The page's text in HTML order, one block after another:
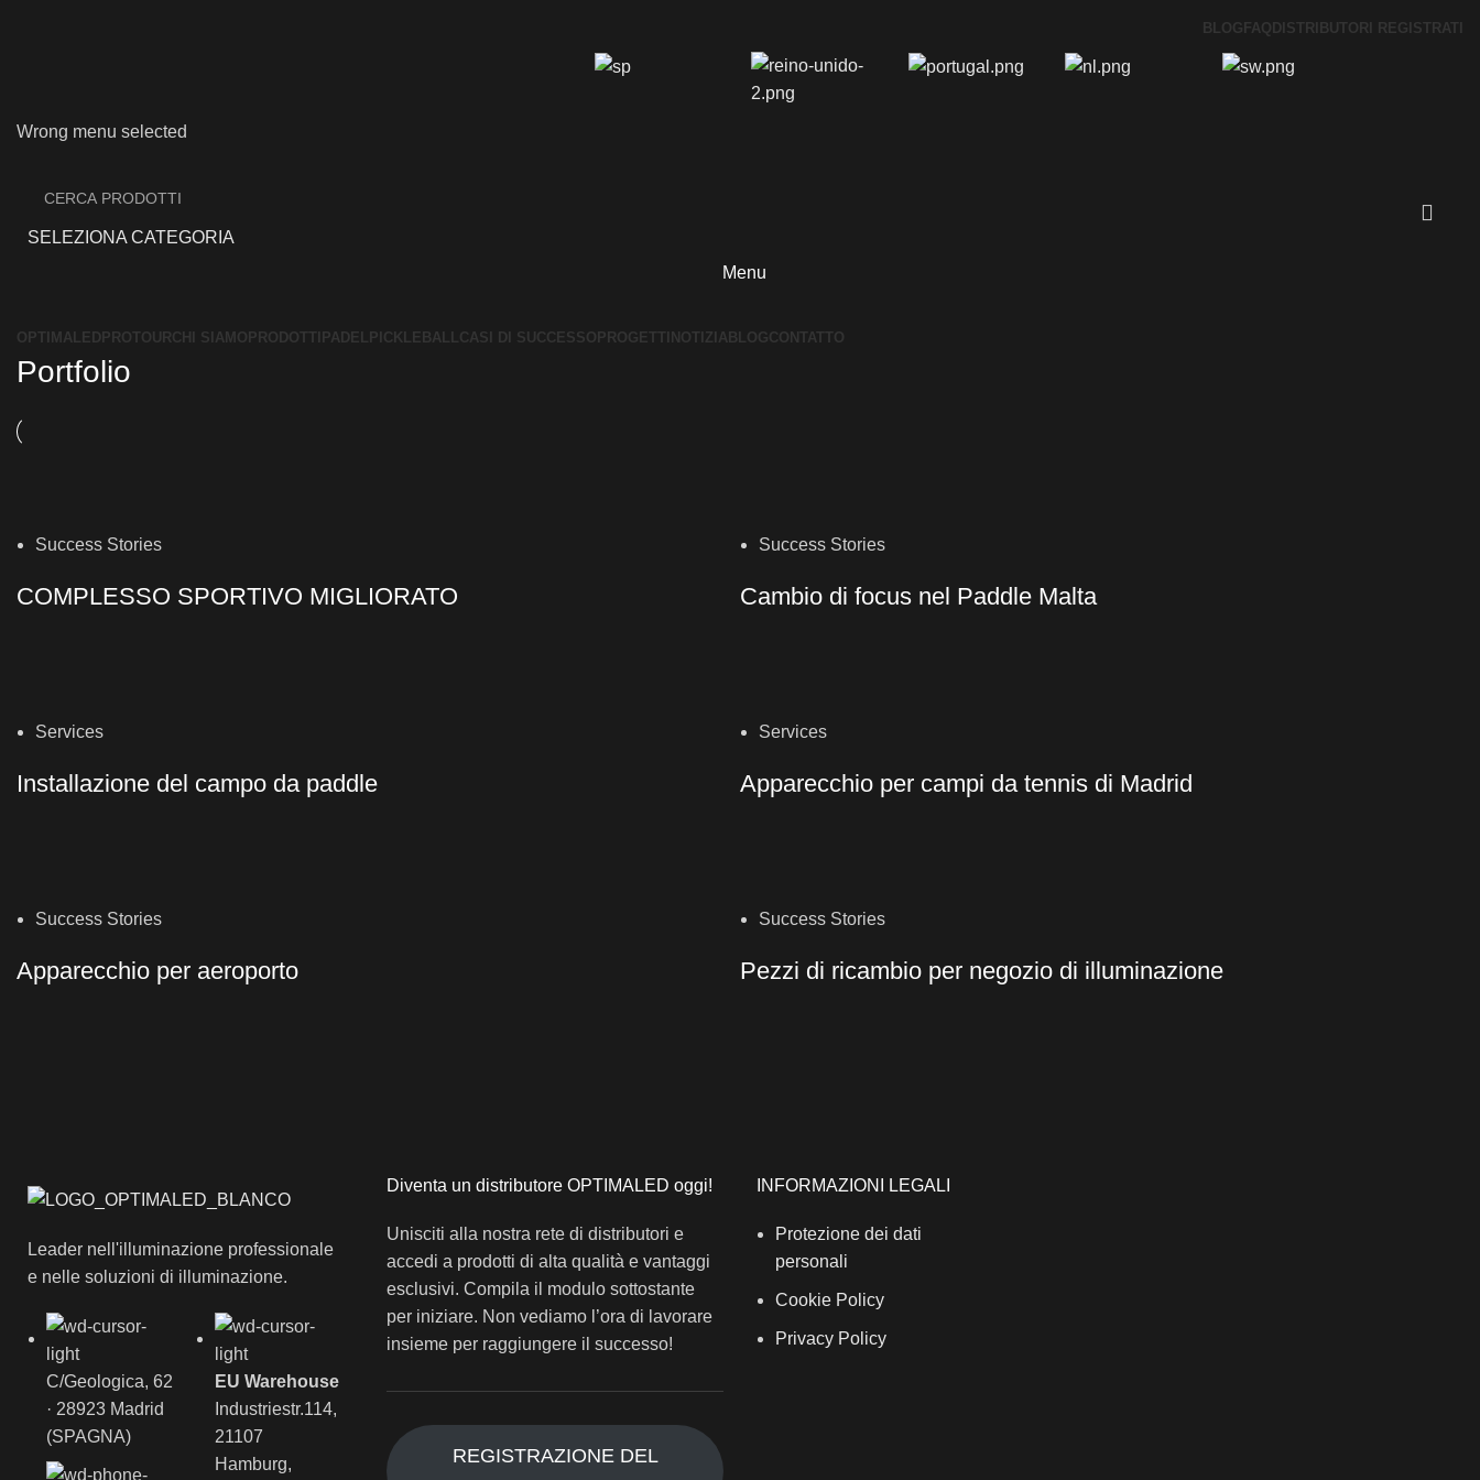
BLOG FAQ DISTRIBUTORI REGISTRATI
Wrong menu selected
SELEZIONA CATEGORIA
Menu
OPTIMALED PROTOUR CHI SIAMO PRODOTTI PADEL PICKLEBALLCASI DI SUCCESSO PROGETTI NOTIZIA BLOGCONTATTO
Portfolio
Success Stories
COMPLESSO SPORTIVO MIGLIORATO
Success Stories
Cambio di focus nel Paddle Malta
Services
Installazione del campo da paddle
Services
Apparecchio per campi da tennis di Madrid
Success Stories
Apparecchio per aeroporto
Success Stories
Pezzi di ricambio per negozio di illuminazione
Leader nell'illuminazione professionale
e nelle soluzioni di illuminazione.
C/Geologica, 62
· 28923 Madrid
(SPAGNA)
EU Warehouse
Industriestr.114,
21107
Hamburg,
Diventa un distributore OPTIMALED oggi!
Unisciti alla nostra rete di distributori e
accedi a prodotti di alta qualità e vantaggi
esclusivi. Compila il modulo sottostante
per iniziare. Non vediamo l’ora di lavorare
insieme per raggiungere il successo!
REGISTRAZIONE DEL
INFORMAZIONI LEGALI
Protezione dei dati
personali
Cookie Policy
Privacy Policy